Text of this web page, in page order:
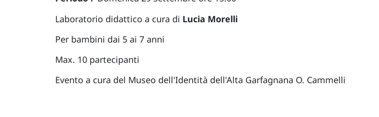
Laboratorio didattico a cura di Lucia Morelli
Per bambini dai 5 ai 7 anni
Max. 10 partecipanti
Evento a cura del Museo dell'Identità dell'Alta Garfagnana O. Cammelli